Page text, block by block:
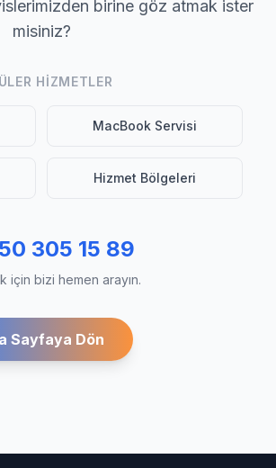
birine göz atmak ister
misiniz?
HIZMETLER
MacBook Servisi
Hizmet Bölgeleri
305 15 89
için bizi hemen arayın.
Sayfaya Dön